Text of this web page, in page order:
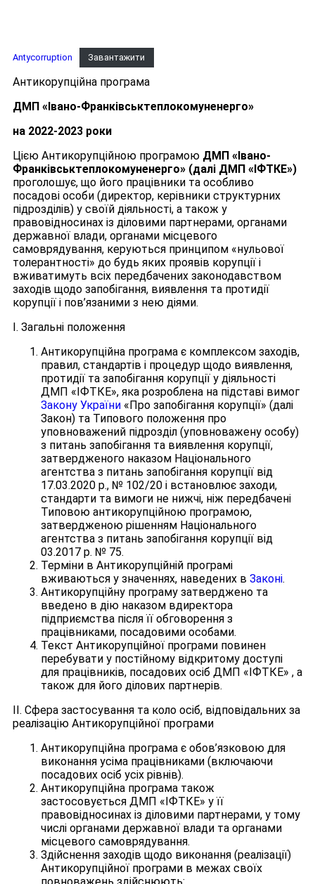
Antycorruption Завантажити
Антикорупційна програма
ДМП «Івано-Франківськтеплокомуненерго»
на 2022-2023 роки
Цією Антикорупційною програмою ДМП «Івано-
Франківськтеплокомуненерго» (далі ДМП «ІФТКЕ»)
проголошує, що його працівники та особливо
посадові особи (директор, керівники структурних
підрозділів) у своїй діяльності, а також у
правовідносинах із діловими партнерами, органами
державної влади, органами місцевого
самоврядування, керуються принципом «нульової
толерантності» до будь яких проявів корупції і
вживатимуть всіх передбачених законодавством
заходів щодо запобігання, виявлення та протидії
корупції і пов’язаними з нею діями.
І. Загальні положення
Антикорупційна програма є комплексом заходів,
правил, стандартів і процедур щодо виявлення,
протидії та запобігання корупції у діяльності
ДМП «ІФТКЕ», яка розроблена на підставі вимог
Закону України «Про запобігання корупції» (далі
Закон) та Типового положення про
уповноважений підрозділ (уповноважену особу)
з питань запобігання та виявлення корупції,
затвердженого наказом Національного
агентства з питань запобігання корупції від
17.03.2020 р., № 102/20 і встановлює заходи,
стандарти та вимоги не нижчі, ніж передбачені
Типовою антикорупційною програмою,
затвердженою рішенням Національного
агентства з питань запобігання корупції від
03.2017 р. № 75.
Терміни в Антикорупційній програмі
вживаються у значеннях, наведених в Законі.
Антикорупційну програму затверджено та
введено в дію наказом вдиректора
підприємства після її обговорення з
працівниками, посадовими особами.
Текст Антикорупційної програми повинен
перебувати у постійному відкритому доступі
для працівників, посадових осіб ДМП «ІФТКЕ» , а
також для його ділових партнерів.
ІІ. Сфера застосування та коло осіб, відповідальних за
реалізацію Антикорупційної програми
Антикорупційна програма є обов’язковою для
виконання усіма працівниками (включаючи
посадових осіб усіх рівнів).
Антикорупційна програма також
застосовується ДМП «ІФТКЕ» у її
правовідносинах із діловими партнерами, у тому
числі органами державної влади та органами
місцевого самоврядування.
Здійснення заходів щодо виконання (реалізації)
Антикорупційної програми в межах своїх